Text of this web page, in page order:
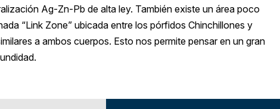
Ag-Zn-Pb de alta ley. También existe un área poco
“Link Zone” ubicada entre los pórfidos Chinchillones y
a ambos cuerpos. Esto nos permite pensar en un gran